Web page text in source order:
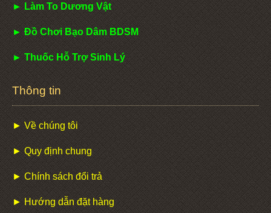
► Làm To Dương Vật
► Đồ Chơi Bạo Dâm BDSM
► Thuốc Hỗ Trợ Sinh Lý
Thông tin
► Về chúng tôi
► Quy định chung
► Chính sách đổi trả
► Hướng dẫn đặt hàng